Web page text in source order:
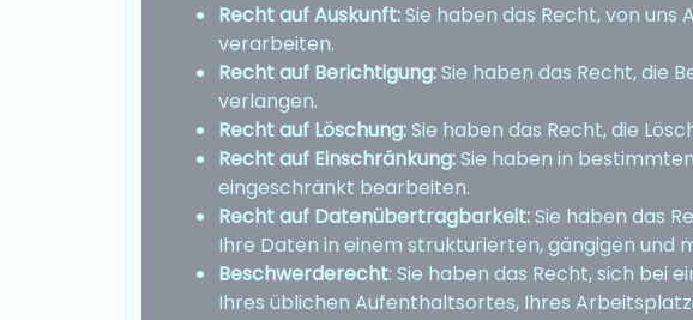
Recht auf Auskunft:Sie haben das Recht, von uns
verarbeiten.
Recht auf Berichtigung:Sie haben das Recht, die
verlangen.
Recht auf Löschung:Sie haben das Recht, die
Recht auf Einschränkung:Sie haben in
eingeschränkt bearbeiten.
Recht auf Datenübertragbarkeit:Sie haben das
Ihre Daten in einem strukturierten, gängigen
Beschwerderecht: Sie haben das Recht, sich bei
Ihres üblichen Aufenthaltsortes, Ihres